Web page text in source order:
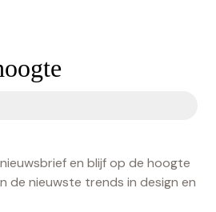
en blijf op de hoogte
de nieuwste trends in design en